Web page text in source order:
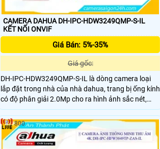
CAMERA DAHUA DH-IPC-HDW3249QMP-S-IL
KẾT NỐI ONVIF
Giá Bán: 5%-35%
Giá gốc:
DH-IPC-HDW3249QMP-S-IL là dòng camera loại
lắp đặt trong nhà của nhà dahua, trang bị ống kính
có độ phân giải 2.0Mp cho ra hình ảnh sắc nét,
ống kính 2.8mm cho ra gốc nhìn rộng, nhìn hình
ảnh vào ban đêm có màu nhờ đèn trợ sáng
khoảng cách 50m
800